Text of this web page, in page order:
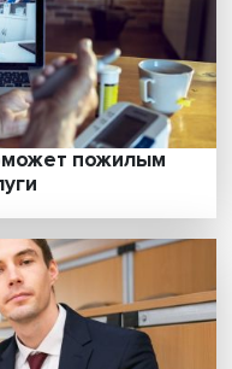
в ближайшие